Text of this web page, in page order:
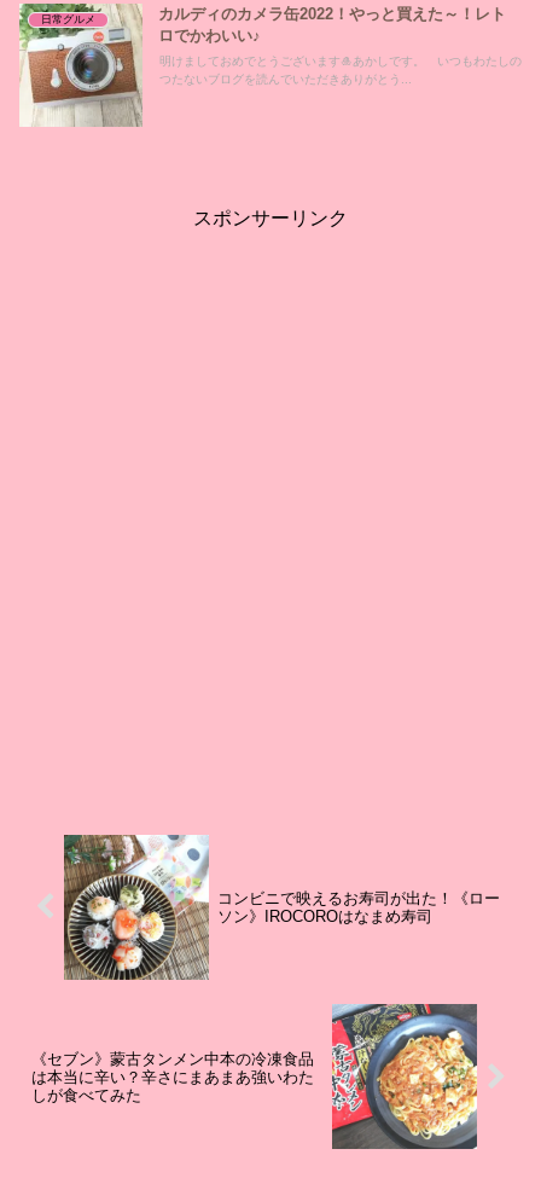
日常グルメ
カルディのカメラ缶2022！やっと買えた～！レト
ロでかわいい♪
明けましておめでとうございます🎍あかしです。 いつもわたしの
つたないブログを読んでいただきありがとう...
スポンサーリンク
コンビニで映えるお寿司が出た！《ロー
ソン》IROCOROはなまめ寿司
《セブン》蒙古タンメン中本の冷凍食品
は本当に辛い？辛さにまあまあ強いわた
しが食べてみた